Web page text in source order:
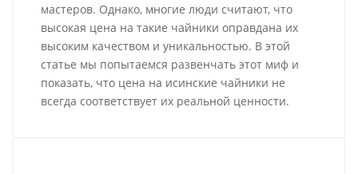
мастеров. Однако, многие люди считают, что
высокая цена на такие чайники оправдана их
высоким качеством и уникальностью. В этой
статье мы попытаемся развенчать этот миф и
показать, что цена на исинские чайники не
всегда соответствует их реальной ценности.